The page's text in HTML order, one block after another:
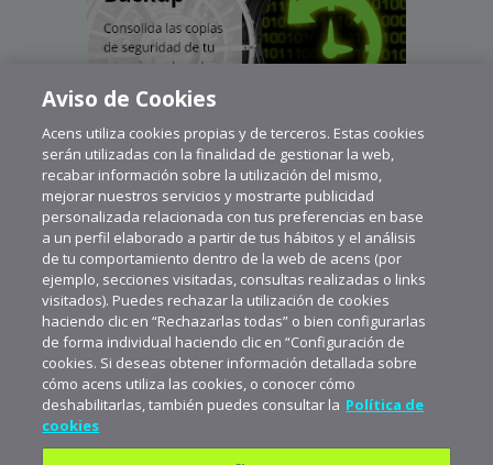
Aviso de Cookies
Acens utiliza cookies propias y de terceros. Estas cookies
serán utilizadas con la finalidad de gestionar la web,
recabar información sobre la utilización del mismo,
mejorar nuestros servicios y mostrarte publicidad
personalizada relacionada con tus preferencias en base
a un perfil elaborado a partir de tus hábitos y el análisis
de tu comportamiento dentro de la web de acens (por
ejemplo, secciones visitadas, consultas realizadas o links
visitados). Puedes rechazar la utilización de cookies
haciendo clic en “Rechazarlas todas” o bien configurarlas
de forma individual haciendo clic en “Configuración de
cookies. Si deseas obtener información detallada sobre
cómo acens utiliza las cookies, o conocer cómo
deshabilitarlas, también puedes consultar la Política de
cookies